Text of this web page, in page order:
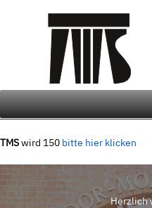
TMSwird 150 bitte hier klicken
Herzlich